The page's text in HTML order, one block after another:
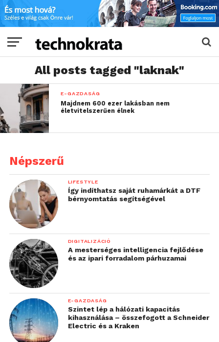
All posts tagged "laknak"
E-GAZDASÁG
Majdnem 600 ezer lakásban nem
életvitelszerűen élnek
Népszerű
LIFESTYLE
Így indíthatsz saját ruhamárkát a DTF
bérnyomtatás segítségével
DIGITALIZÁCIÓ
A mesterséges intelligencia fejlődése
és az ipari forradalom párhuzamai
E-GAZDASÁG
Szintet lép a hálózati kapacitás
kihasználása – összefogott a Schneider
Electric és a Kraken